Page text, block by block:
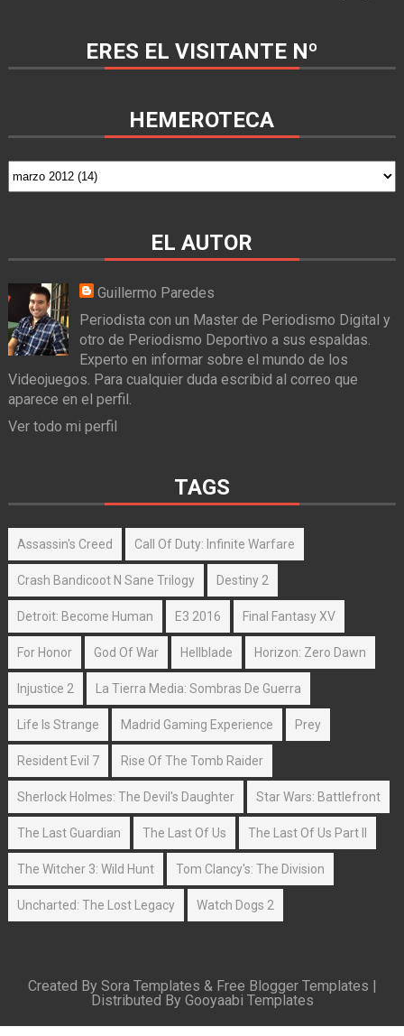
ERES EL VISITANTE Nº
HEMEROTECA
EL AUTOR
Guillermo Paredes
Periodista con un Master de Periodismo Digital y
otro de Periodismo Deportivo a sus espaldas.
Experto en informar sobre el mundo de los
Videojuegos. Para cualquier duda escribid al correo que
aparece en el perfil.
Ver todo mi perfil
TAGS
Assassin's Creed Call Of Duty: Infinite Warfare
Crash Bandicoot N Sane Trilogy Destiny 2
Detroit: Become Human E3 2016 Final Fantasy XV
For Honor God Of War Hellblade Horizon: Zero Dawn
Injustice 2 La Tierra Media: Sombras De Guerra
Life Is Strange Madrid Gaming Experience Prey
Resident Evil 7 Rise Of The Tomb Raider
Sherlock Holmes: The Devil's Daughter Star Wars: Battlefront
The Last Guardian The Last Of Us The Last Of Us Part II
The Witcher 3: Wild Hunt Tom Clancy's: The Division
Uncharted: The Lost Legacy Watch Dogs 2
Created By Sora Templates & Free Blogger Templates |
Distributed By Gooyaabi Templates